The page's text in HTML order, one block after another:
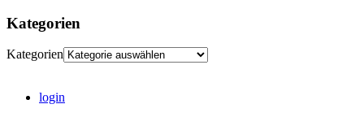
Kategorien
Kategorien
login